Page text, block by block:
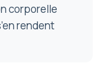
corporelle
rendent